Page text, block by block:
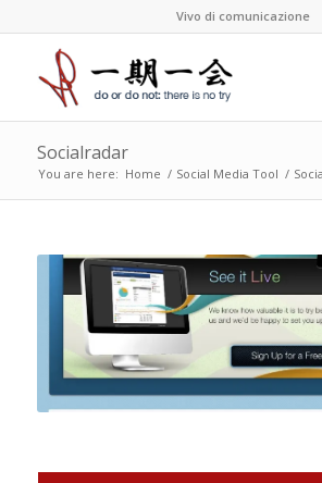
Vivo di comunicazione
Socialradar
You are here: Home / Social Media Tool /